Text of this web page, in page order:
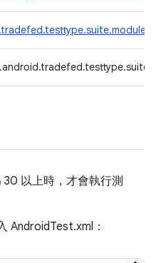
30 以上時，才會執行測
AndroidTest.xml：